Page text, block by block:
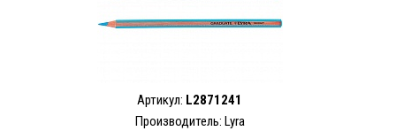
Артикул: L2871241
Производитель: Lyra